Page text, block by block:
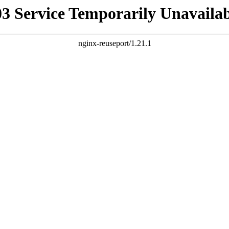
Service Temporarily
nginx-reuseport/1.21.1